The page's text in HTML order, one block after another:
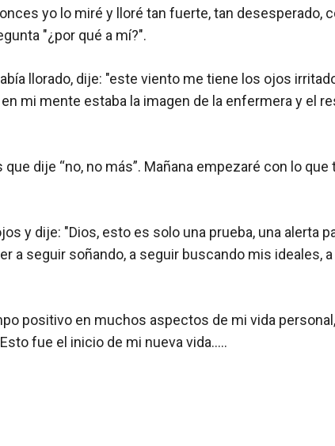
yo lo miré y lloré tan fuerte, tan desesperado,
"¿por qué a mí?".
llorado, dije: "este viento me tiene los ojos
mi mente estaba la imagen de la enfermera y el
dije “no, no más”. Mañana empezaré con lo que
y dije: "Dios, esto es solo una prueba, una alerta
a seguir soñando, a seguir buscando mis ideales,
positivo en muchos aspectos de mi vida
fue el inicio de mi nueva vida…..